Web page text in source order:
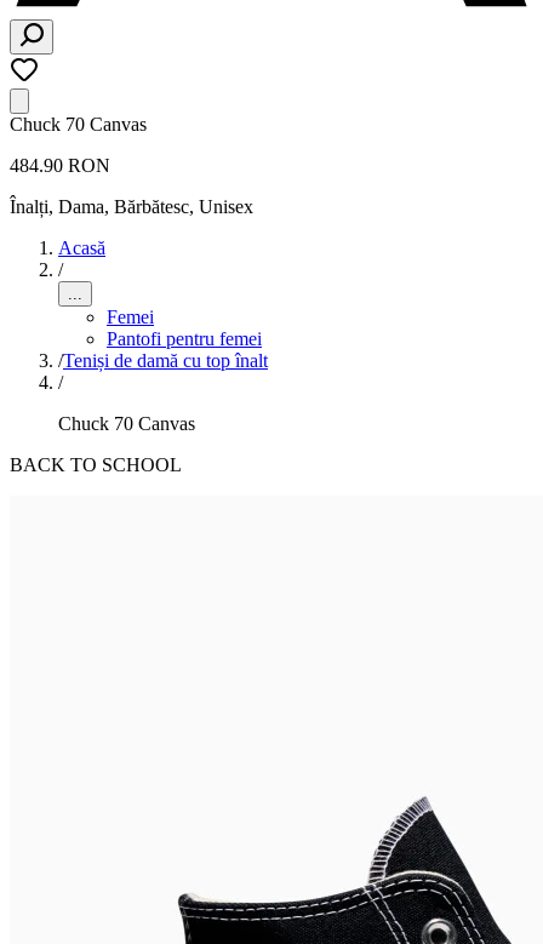
Chuck 70 Canvas
484.90 RON
Înalți, Dama, Bărbătesc, Unisex
Acasă
/
...
Femei
Pantofi pentru femei
/Teniși de damă cu top înalt
/
Chuck 70 Canvas
BACK TO SCHOOL